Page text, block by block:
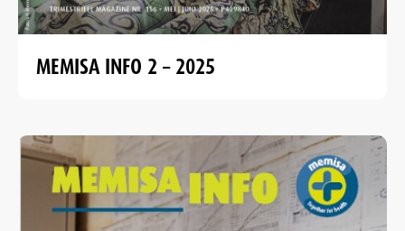
MEMISA INFO 2 – 2025